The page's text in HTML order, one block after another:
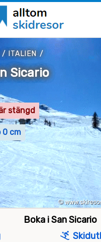
/ITALIEN/
Sicario
stängd
0 cm
Boka i San Sicario